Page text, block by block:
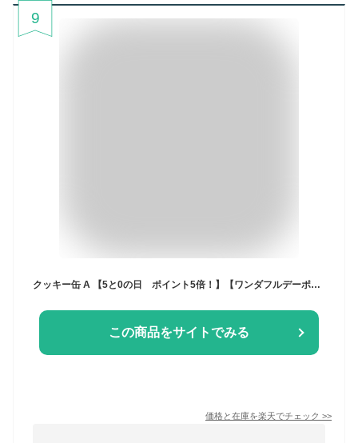
9
クッキー缶 A 【5と0の日 ポイント5倍！】【ワンダフルデーポイント5倍！】【送料無料】誕生日 クッキー サブレ 詰め合わせ 美味しい プレゼント スイーツ 手作り 可愛い 焼き菓子 お土産 抹茶 ほうじ茶 レモン プレーン ドラジェ アーモンド バレンタイン
この商品をサイトでみる
価格と在庫を楽天でチェック >>